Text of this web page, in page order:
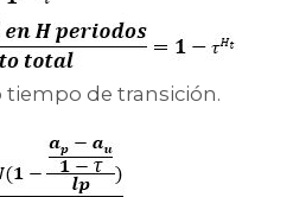
de transición.